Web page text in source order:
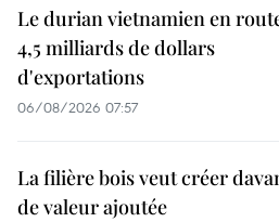
Le durian vietnamien en
4,5 milliards de dollars
d'exportations
06/08/2026 07:57
La filière bois veut créer
de valeur ajoutée